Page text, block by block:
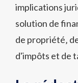
implications
solution de
de propriété‚
d'impôts et de